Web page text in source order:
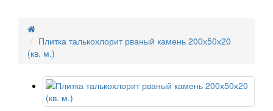
Плитка талькохлорит рваный камень 200х50х20
(кв. м.)